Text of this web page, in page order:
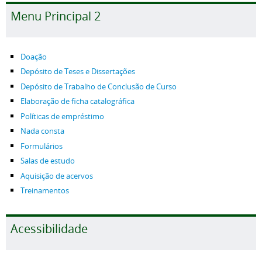
Menu Principal 2
Doação
Depósito de Teses e Dissertações
Depósito de Trabalho de Conclusão de Curso
Elaboração de ficha catalográfica
Políticas de empréstimo
Nada consta
Formulários
Salas de estudo
Aquisição de acervos
Treinamentos
Acessibilidade